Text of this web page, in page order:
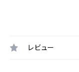
レビュー